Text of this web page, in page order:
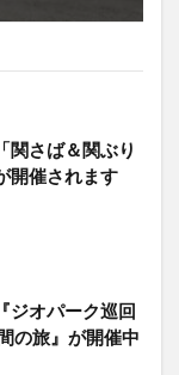
関さば＆関ぶり
開催されます
ジオパーク巡回
の旅』が開催中